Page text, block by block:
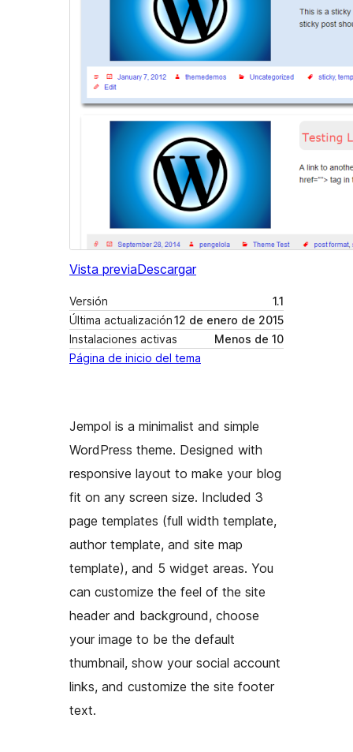
Vista previaDescargar
Versión
1.1
Última actualización12 de enero de 2015
Instalaciones activas
Menos de 10
Página de inicio del tema
Jempol is a minimalist and simple
WordPress theme. Designed with
responsive layout to make your blog
fit on any screen size. Included 3
page templates (full width template,
author template, and site map
template), and 5 widget areas. You
can customize the feel of the site
header and background, choose
your image to be the default
thumbnail, show your social account
links, and customize the site footer
text.